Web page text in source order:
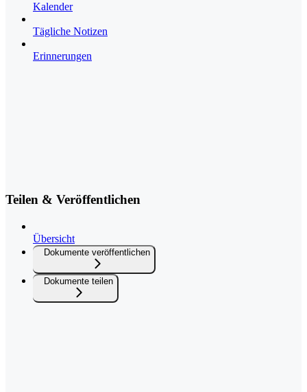
Kalender
Tägliche Notizen
Erinnerungen
Teilen & Veröffentlichen
Übersicht
Dokumente veröffentlichen
Dokumente teilen